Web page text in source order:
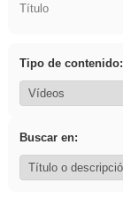
Título
Tipo de contenido:
Buscar en: